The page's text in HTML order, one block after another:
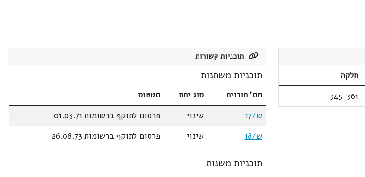
חלקה
345-361
תוכניות קשורות
תוכניות משתנות
מס' תוכנית סוג יחס
סטטוס
ש/17
שינוי
פרסום לתוקף ברשומות 01.03.71
ש/18
שינוי פרסום לתוקף ברשומות 26.08.73
תוכניות משנות